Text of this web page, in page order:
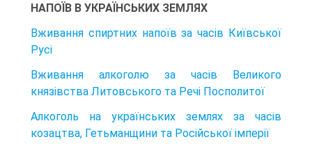
НАПОЇВ В УКРАЇНСЬКИХ ЗЕМЛЯХ
Вживання спиртних напоїв за часів Київської
Русі
Вживання алкоголю за часів Великого
князівства Литовського та Речі Посполитої
Алкоголь на українських землях за часів
козацтва, Гетьманщини та Російської імперії